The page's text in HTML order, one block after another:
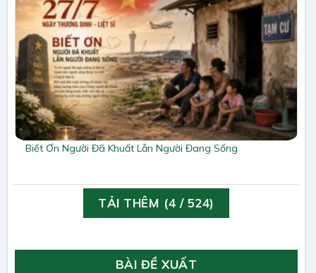
Biết Ơn Người Đã Khuất Lẫn Người Đang Sống
TẢI THÊM (4 / 524)
BÀI ĐỀ XUẤT